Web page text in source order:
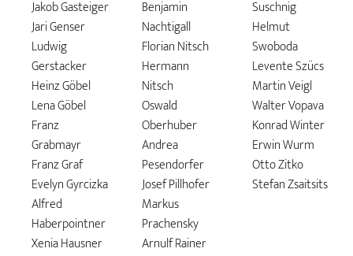
Jakob Gasteiger
Jari Genser
Ludwig
Gerstacker
Heinz Göbel
Lena Göbel
Franz
Grabmayr
Franz Graf
Evelyn Gyrcizka
Alfred
Haberpointner
Xenia Hausner
Benjamin
Nachtigall
Florian Nitsch
Hermann
Nitsch
Oswald
Oberhuber
Andrea
Pesendorfer
Josef Pillhofer
Markus
Prachensky
Arnulf Rainer
Suschnig
Helmut
Swoboda
Levente Szücs
Martin Veigl
Walter Vopava
Konrad Winter
Erwin Wurm
Otto Zitko
Stefan Zsaitsits